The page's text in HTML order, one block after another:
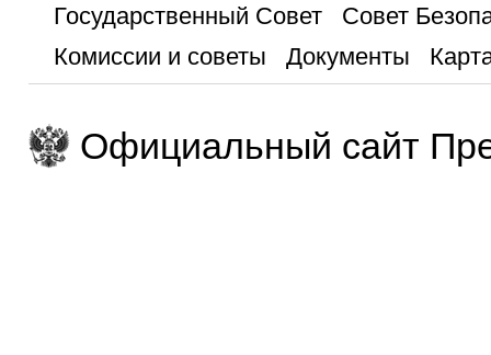
Государственный Совет
Совет
Комиссии и советы
Документы
Официальный сайт